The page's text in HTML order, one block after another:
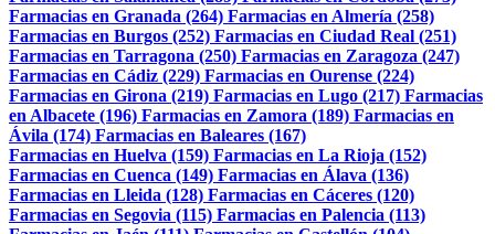
Farmacias en Granada (264) Farmacias en Almería (258)
Farmacias en Burgos (252) Farmacias en Ciudad Real (251)
Farmacias en Tarragona (250) Farmacias en Zaragoza (247)
Farmacias en Cádiz (229) Farmacias en Ourense (224)
Farmacias en Girona (219) Farmacias en Lugo (217) Farmacias
en Albacete (196) Farmacias en Zamora (189) Farmacias en
Ávila (174) Farmacias en Baleares (167)
Farmacias en Huelva (159) Farmacias en La Rioja (152)
Farmacias en Cuenca (149) Farmacias en Álava (136)
Farmacias en Lleida (128) Farmacias en Cáceres (120)
Farmacias en Segovia (115) Farmacias en Palencia (113)